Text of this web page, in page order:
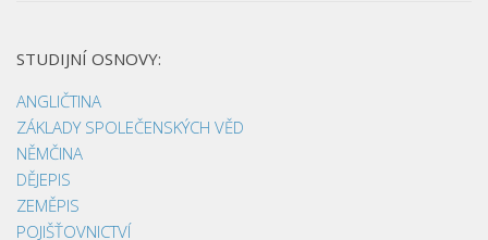
STUDIJNÍ OSNOVY:
ANGLIČTINA
ZÁKLADY SPOLEČENSKÝCH VĚD
NĚMČINA
DĚJEPIS
ZEMĚPIS
POJIŠŤOVNICTVÍ